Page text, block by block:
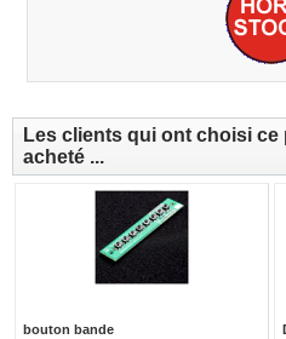
Les clients qui ont choisi
acheté ...
bouton bande